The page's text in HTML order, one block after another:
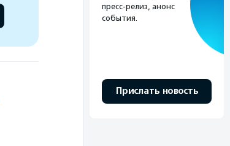
пресс-релиз, анонс
события.
Прислать новость